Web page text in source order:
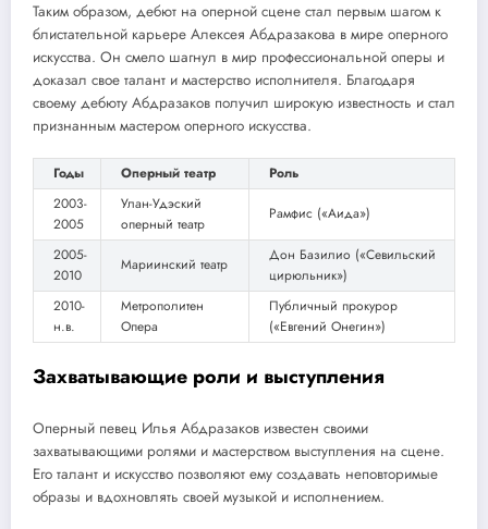
Таким образом, дебют на оперной сцене стал первым шагом к
блистательной карьере Алексея Абдразакова в мире оперного
искусства. Он смело шагнул в мир профессиональной оперы и
доказал свое талант и мастерство исполнителя. Благодаря
своему дебюту Абдразаков получил широкую известность и стал
признанным мастером оперного искусства.
Годы Оперный театр
Роль
2003-
2005
Улан-Удэский
оперный театр
Рамфис («Аида»)
2005-
2010
Мариинский театр
Дон Базилио («Севильский
цирюльник»)
2010-
н.в.
Метрополитен
Опера
Публичный прокурор
(«Евгений Онегин»)
Захватывающие роли и выступления
Оперный певец Илья Абдразаков известен своими
захватывающими ролями и мастерством выступления на сцене.
Его талант и искусство позволяют ему создавать неповторимые
образы и вдохновлять своей музыкой и исполнением.